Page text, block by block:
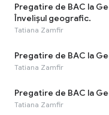
Pregatire de BAC la
Învelișul geografic.
Tatiana Zamfir
Pregatire de BAC la
Tatiana Zamfir
Pregatire de BAC la
Tatiana Zamfir